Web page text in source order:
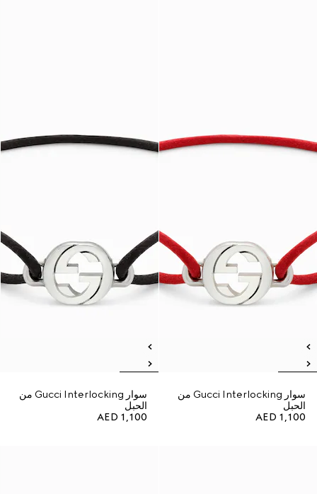
سوار Gucci Interlocking من
الحبل
AED 1,100
سوار Gucci Interlocking من
الحبل
AED 1,100